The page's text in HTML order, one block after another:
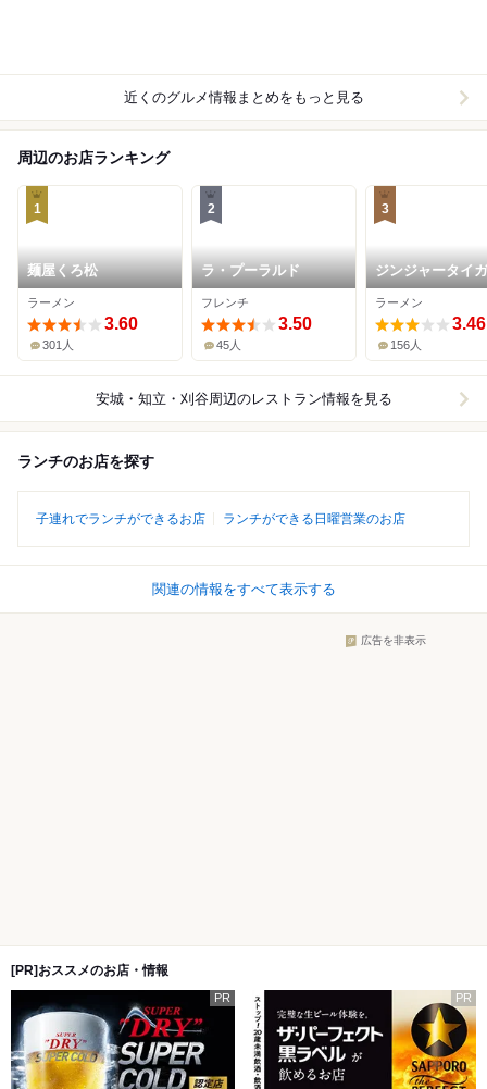
近くのグルメ情報まとめをもっと見る
周辺のお店ランキング
1
麺屋くろ松
ラーメン
3.60
301人
2
ラ・プーラルド
フレンチ
3.50
45人
3
ジンジャータイ
ラーメン
3.46
156人
安城・知立・刈谷周辺のレストラン情報を見る
ランチのお店を探す
子連れでランチができるお店 ランチができる日曜営業のお店
関連の情報をすべて表示する
広告を非表示
[PR]おススメのお店・情報
PR PR